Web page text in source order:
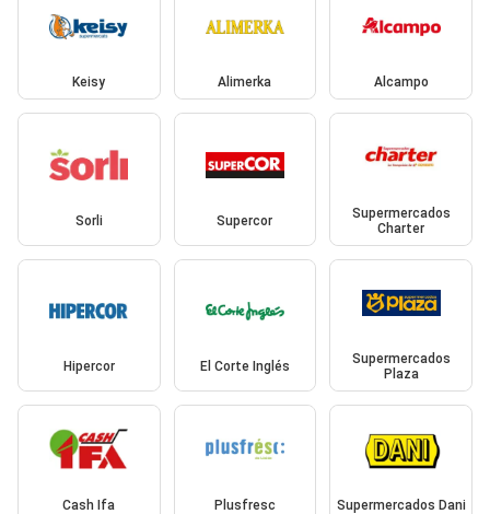
Keisy Alimerka Alcampo
Sorli Supercor
Supermercados
Charter
Hipercor El Corte Inglés
Supermercados
Plaza
Cash Ifa Plusfresc Supermercados Dani